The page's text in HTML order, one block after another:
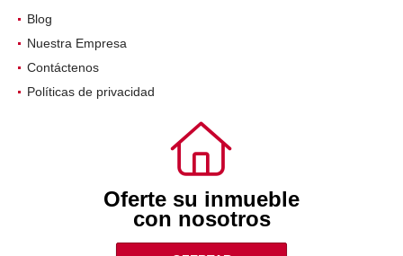
Blog
Nuestra Empresa
Contáctenos
Políticas de privacidad
Oferte su inmueble
con nosotros